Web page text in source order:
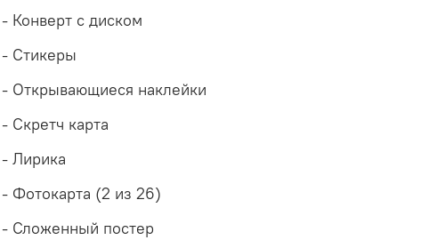
- Конверт с диском
- Стикеры
- Открывающиеся наклейки
- Скретч карта
- Лирика
- Фотокарта (2 из 26)
- Сложенный постер